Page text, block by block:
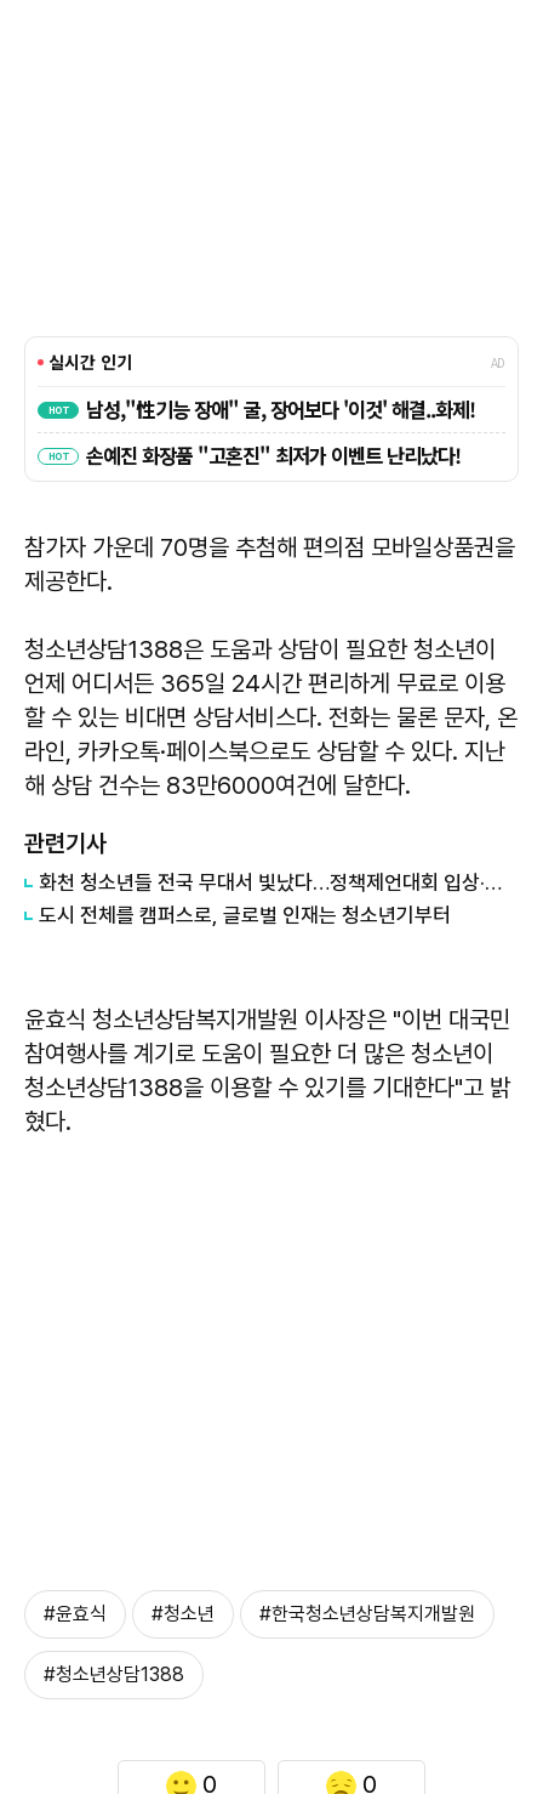
참가자 가운데 70명을 추첨해 편의점 모바일상품권을
제공한다.
청소년상담1388은 도움과 상담이 필요한 청소년이
언제 어디서든 365일 24시간 편리하게 무료로 이용
할 수 있는 비대면 상담서비스다. 전화는 물론 문자, 온
라인, 카카오톡·페이스북으로도 상담할 수 있다. 지난
해 상담 건수는 83만6000여건에 달한다.
관련기사
화천 청소년들 전국 무대서 빛났다…정책제언대회 입상·교향악축제 수상
도시 전체를 캠퍼스로, 글로벌 인재는 청소년기부터
윤효식 청소년상담복지개발원 이사장은 "이번 대국민
참여행사를 계기로 도움이 필요한 더 많은 청소년이
청소년상담1388을 이용할 수 있기를 기대한다"고 밝
혔다.
#윤효식 #청소년 #한국청소년상담복지개발원
#청소년상담1388
0 0